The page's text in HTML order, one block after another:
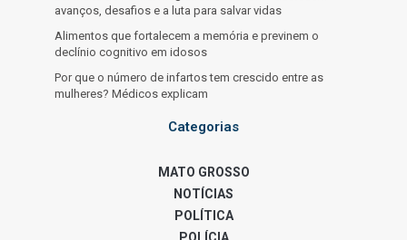
avanços, desafios e a luta para salvar vidas
Alimentos que fortalecem a memória e previnem o
declínio cognitivo em idosos
Por que o número de infartos tem crescido entre as
mulheres? Médicos explicam
Categorias
MATO GROSSO
NOTÍCIAS
POLÍTICA